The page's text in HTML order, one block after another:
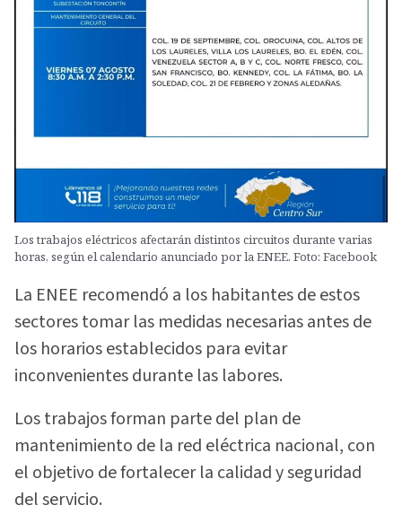
Los trabajos eléctricos afectarán distintos circuitos durante varias
horas, según el calendario anunciado por la ENEE. Foto: Facebook
La ENEE recomendó a los habitantes de estos
sectores tomar las medidas necesarias antes de
los horarios establecidos para evitar
inconvenientes durante las labores.
Los trabajos forman parte del plan de
mantenimiento de la red eléctrica nacional, con
el objetivo de fortalecer la calidad y seguridad
del servicio.